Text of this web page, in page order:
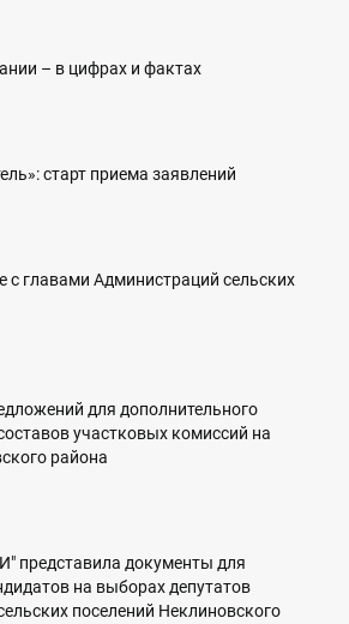
– в цифрах и фактах
старт приема заявлений
с главами Администраций сельских
для дополнительного
участковых комиссий на
района
документы для
на выборах депутатов
поселений Неклиновского